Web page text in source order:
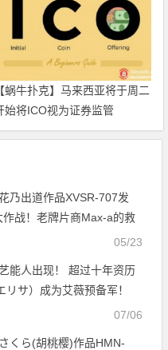
【蜗牛扑克】马来西亚将于周二
始将ICO视为证券监管
乃出道作品XVSR-707发
战！老牌片商Max-a的救
05/23
能人出现！ 超过十年资历
リサ）成为艾薇预备军！
07/06
くら(胡桃樱)作品HMN-